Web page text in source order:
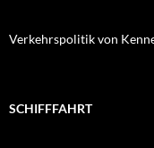
Verkehrspolitik von
SCHIFFFAHRT